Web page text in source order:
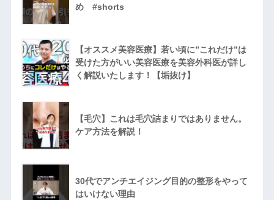
め #shorts
【オススメ美容医療】若い頃に”これだけ”は
受けた方がいい美容医療を美容外科医が詳し
く解説いたします！【垢抜け】
【毛穴】これは毛穴詰まりではありません。
ケア方法を解説！
30代でアンチエイジング目的の整形をやって
はいけない理由